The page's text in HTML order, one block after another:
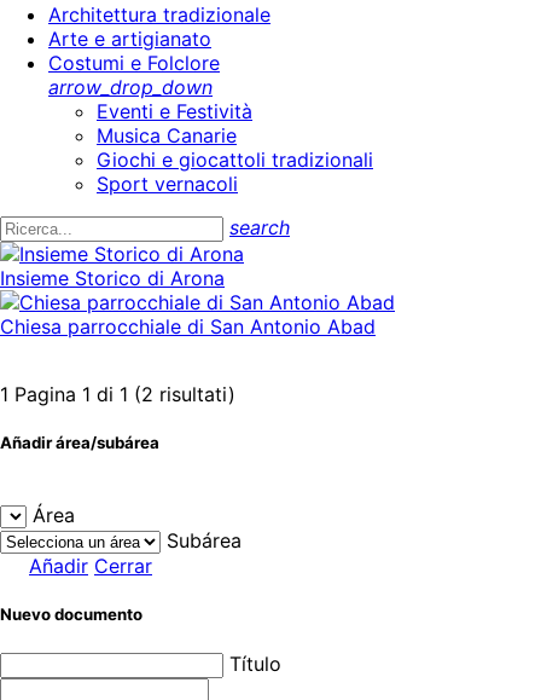
Architettura tradizionale
Arte e artigianato
Costumi e Folclore
arrow_drop_down
Eventi e Festività
Musica Canarie
Giochi e giocattoli tradizionali
Sport vernacoli
search
Insieme Storico di Arona
Chiesa parrocchiale di San Antonio Abad
1 Pagina 1 di 1 (2 risultati)
Añadir área/subárea
Área
Subárea
Añadir Cerrar
Nuevo documento
Título